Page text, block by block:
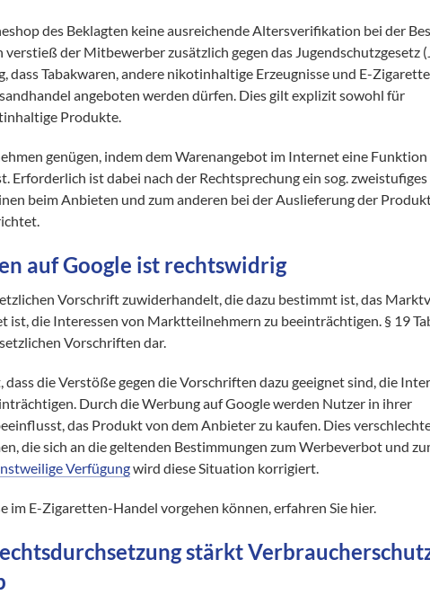
des Beklagten keine ausreichende Altersverifikation bei der
der Mitbewerber zusätzlich gegen das Jugendschutzgesetz
dass Tabakwaren, andere nikotinhaltige Erzeugnisse und E-
angeboten werden dürfen. Dies gilt explizit sowohl für
Produkte.
genügen, indem dem Warenangebot im Internet eine Funktion
ist dabei nach der Rechtsprechung ein sog. zweistufiges
beim Anbieten und zum anderen bei der Auslieferung der
auf Google ist rechtswidrig
Vorschrift zuwiderhandelt, die dazu bestimmt ist, das
ist, die Interessen von Marktteilnehmern zu beeinträchtigen. § 19
Vorschriften dar.
die Verstöße gegen die Vorschriften dazu geeignet sind, die
Durch die Werbung auf Google werden Nutzer in ihrer
das Produkt von dem Anbieter zu kaufen. Dies
die sich an die geltenden Bestimmungen zum Werbeverbot und
Verfügungwird diese Situation korrigiert.
im E-Zigaretten-Handel vorgehen können, erfahren Sie hier.
stärkt